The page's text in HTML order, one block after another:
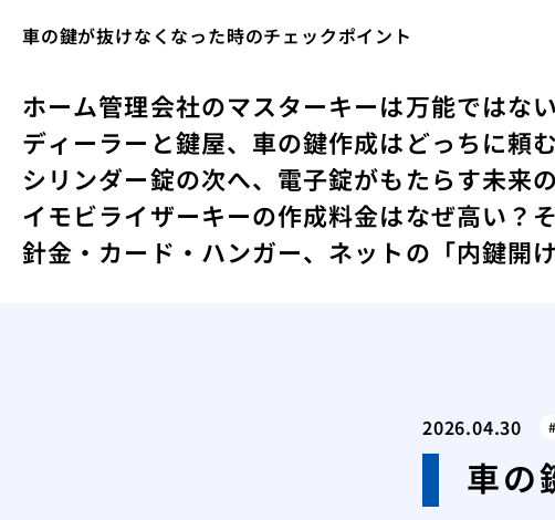
車の鍵が抜けなくなった時のチェックポイント
ホーム管理会社のマスターキーは万能ではな
ディーラーと鍵屋、車の鍵作成はどっちに頼
シリンダー錠の次へ、電子錠がもたらす未来
イモビライザーキーの作成料金はなぜ高い？
針金・カード・ハンガー、ネットの「内鍵開
2026.04.30
車の